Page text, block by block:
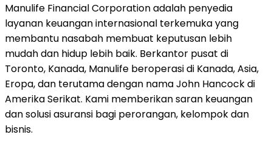
Manulife Financial Corporation adalah penyedia
layanan keuangan internasional terkemuka yang
membantu nasabah membuat keputusan lebih
mudah dan hidup lebih baik. Berkantor pusat di
Toronto, Kanada, Manulife beroperasi di Kanada, Asia,
Eropa, dan terutama dengan nama John Hancock di
Amerika Serikat. Kami memberikan saran keuangan
dan solusi asuransi bagi perorangan, kelompok dan
bisnis.